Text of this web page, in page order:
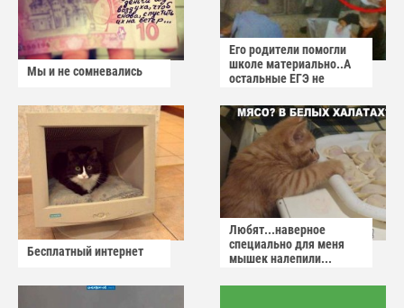
Мы и не сомневались
Его родители помогли
школе материально..А
остальные ЕГЭ не
Бесплатный интернет
Любят...наверное
специально для меня
мышек налепили...